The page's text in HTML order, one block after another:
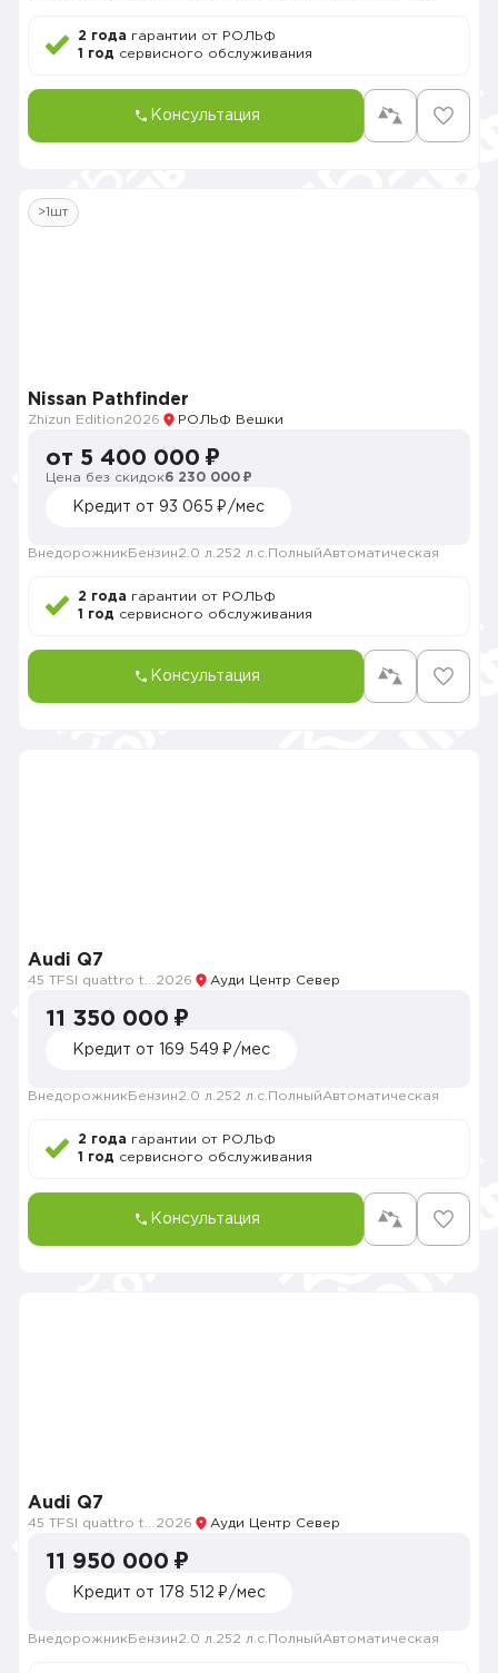
2 года гарантии от РОЛЬФ
1 год сервисного обслуживания
Консультация
>1шт
Nissan Pathfinder
Zhizun Edition2026 РОЛЬФ Вешки
от 5 400 000 ₽
Цена без скидок6 230 000 ₽
Кредит от 93 065 ₽/мес
Внедорожник Бензин2.0 л. 252 л.с. ПолныйАвтоматическая
2 года гарантии от РОЛЬФ
1 год сервисного обслуживания
Консультация
Audi Q7
2026 Ауди Центр Север
11 350 000 ₽
Кредит от 169 549 ₽/мес
Внедорожник Бензин2.0 л. 252 л.с. ПолныйАвтоматическая
2 года гарантии от РОЛЬФ
1 год сервисного обслуживания
Консультация
Audi Q7
2026 Ауди Центр Север
11 950 000 ₽
Кредит от 178 512 ₽/мес
Внедорожник Бензин2.0 л. 252 л.с. ПолныйАвтоматическая